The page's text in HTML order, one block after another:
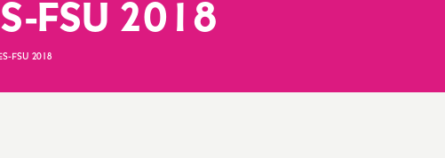
Contenus - Disciplines -
professionnelles
- CDI Congrès 2021
FSU 2018
FSU 2018